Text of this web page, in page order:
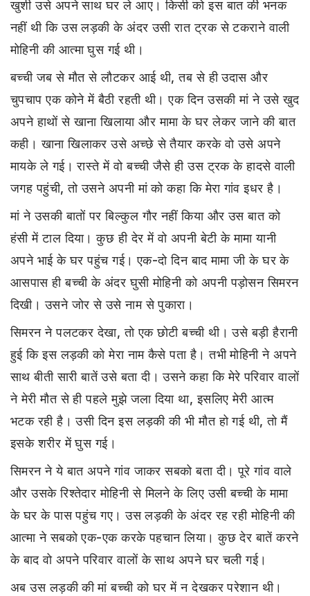
खुशी उसे अपने साथ घर ले आए। किसी को इस बात की भनक
नहीं थी कि उस लड़की के अंदर उसी रात ट्रक से टकराने वाली
मोहिनी की आत्मा घुस गई थी।
बच्ची जब से मौत से लौटकर आई थी, तब से ही उदास और
चुपचाप एक कोने में बैठी रहती थी। एक दिन उसकी मां ने उसे खुद
अपने हाथों से खाना खिलाया और मामा के घर लेकर जाने की बात
कही। खाना खिलाकर उसे अच्छे से तैयार करके वो उसे अपने
मायके ले गई। रास्ते में वो बच्ची जैसे ही उस ट्रक के हादसे वाली
जगह पहुंची, तो उसने अपनी मां को कहा कि मेरा गांव इधर है।
मां ने उसकी बातों पर बिल्कुल गौर नहीं किया और उस बात को
हंसी में टाल दिया। कुछ ही देर में वो अपनी बेटी के मामा यानी
अपने भाई के घर पहुंच गई। एक-दो दिन बाद मामा जी के घर के
आसपास ही बच्ची के अंदर घुसी मोहिनी को अपनी पड़ोसन सिमरन
दिखी। उसने जोर से उसे नाम से पुकारा।
सिमरन ने पलटकर देखा, तो एक छोटी बच्ची थी। उसे बड़ी हैरानी
हुई कि इस लड़की को मेरा नाम कैसे पता है। तभी मोहिनी ने अपने
साथ बीती सारी बातें उसे बता दी। उसने कहा कि मेरे परिवार वालों
ने मेरी मौत से ही पहले मुझे जला दिया था, इसलिए मेरी आत्म
भटक रही है। उसी दिन इस लड़की की भी मौत हो गई थी, तो मैं
इसके शरीर में घुस गई।
सिमरन ने ये बात अपने गांव जाकर सबको बता दी। पूरे गांव वाले
और उसके रिश्तेदार मोहिनी से मिलने के लिए उसी बच्ची के मामा
के घर के पास पहुंच गए। उस लड़की के अंदर रह रही मोहिनी की
आत्मा ने सबको एक-एक करके पहचान लिया। कुछ देर बातें करने
के बाद वो अपने परिवार वालों के साथ अपने घर चली गई।
अब उस लड़की की मां बच्ची को घर में न देखकर परेशान थी।